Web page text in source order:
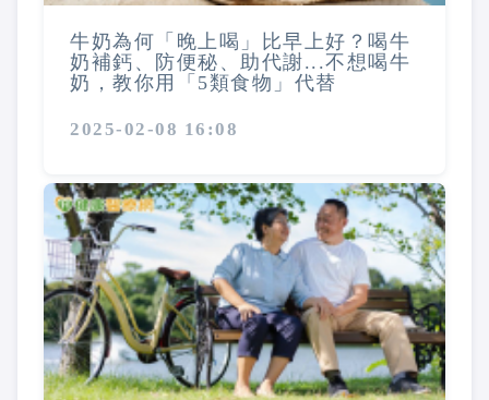
牛奶為何「晚上喝」比早上好？喝牛
奶補鈣、防便秘、助代謝...不想喝牛
奶，教你用「5類食物」代替
2025-02-08 16:08